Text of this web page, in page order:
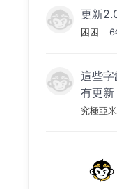
更新
困困 6
這些
有更新
究極亞